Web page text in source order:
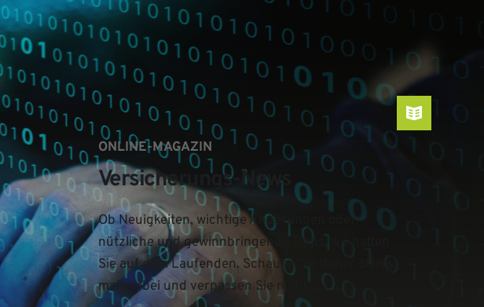
ONLINE-MAGAZIN
Versicherungs-News
Ob Neuigkeiten, wichtige Änderungen oder
nützliche und gewinnbringende Tipps, wir halten
Sie auf dem Laufenden. Schauen Sie daher öfters
mal vorbei und verpassen Sie nichts.